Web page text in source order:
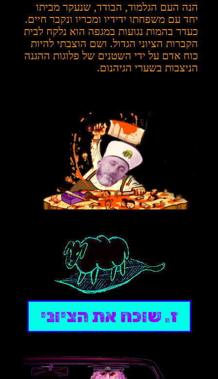
הנה העם הגלמוד, הבודד, שנעקר מביתו
יחד עם משפחתו ידידיו ומכריו ונקבר חיים.
כעדר בהמות נגועות במגפה הוא נלקח לבית
הקברות הציוני הגדול. ושם הוצבתי להיות
כוח אדם על ידי השטנים של פלוגות ההגנה
הניצבות בשערי הגיהנום.
ז. שוכח את הציוני